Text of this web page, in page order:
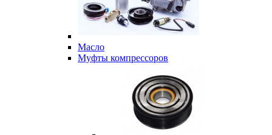
Масло
Муфты компрессоров